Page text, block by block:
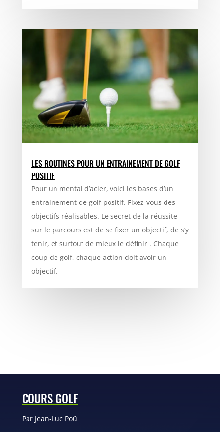
LES ROUTINES POUR UN ENTRAINEMENT DE GOLF
POSITIF
Pour un mental d’acier, voici les bases d’un
entrainement de golf positif. Fixez-vous des
objectifs réalisables. Le secret de la réussite
sur le parcours est de se fixer un objectif, de s’y
tenir, et surtout de mieux le définir . Chaque
coup de golf, chaque action doit avoir un
objectif.
COURS GOLF
Par Jean-Luc Poü